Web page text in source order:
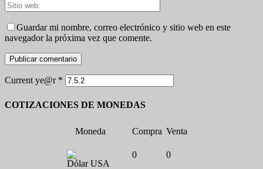
Guardar mi nombre, correo electrónico y sitio web en este
navegador la próxima vez que comente.
Current ye@r *
COTIZACIONES DE MONEDAS
Moneda Compra Venta
Dólar USA
0 0